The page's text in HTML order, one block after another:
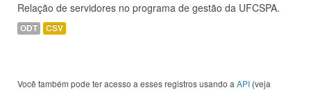
Relação de servidores no programa de gestão da UFCSPA.
ODT CSV
Você também pode ter acesso a esses registros usando a API (veja